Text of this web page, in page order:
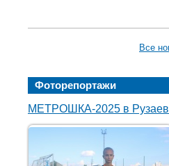
Все
Фоторепортажи
МЕТРОШКА-2025 в